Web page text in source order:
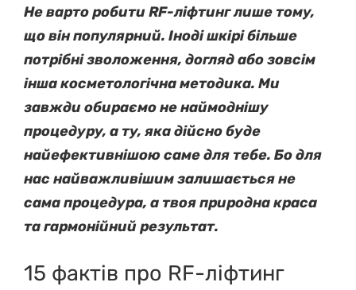
Не варто робити RF-ліфтинг лише тому,
що він популярний. Іноді шкірі більше
потрібні зволоження, догляд або зовсім
інша косметологічна методика. Ми
завжди обираємо не наймоднішу
процедуру, а ту, яка дійсно буде
найефективнішою саме для тебе. Бо для
нас найважливішим залишається не
сама процедура, а твоя природна краса
та гармонійний результат.
15 фактів про RF-ліфтинг